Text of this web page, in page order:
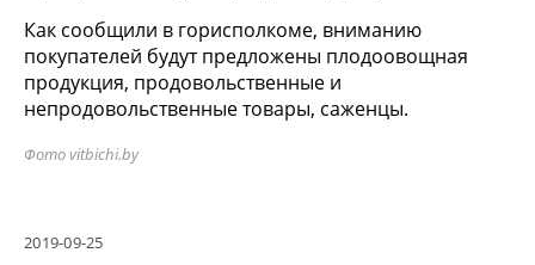
Как сообщили в горисполкоме, вниманию
покупателей будут предложены плодоовощная
продукция, продовольственные и
непродовольственные товары, саженцы.
Фото vitbichi.by
2019-09-25